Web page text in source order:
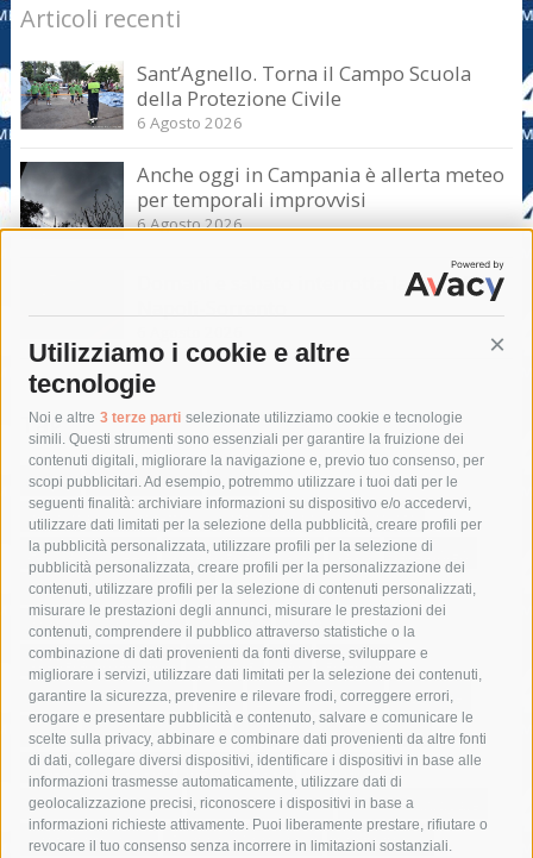
Utilizziamo i cookie e altre
tecnologie
Noi e altre 3 terze parti selezionate utilizziamo cookie e tecnologie
simili. Questi strumenti sono essenziali per garantire la fruizione dei
contenuti digitali, migliorare la navigazione e, previo tuo consenso, per
scopi pubblicitari. Ad esempio, potremmo utilizzare i tuoi dati per le
seguenti finalità: archiviare informazioni su dispositivo e/o accedervi,
utilizzare dati limitati per la selezione della pubblicità, creare profili per
la pubblicità personalizzata, utilizzare profili per la selezione di
pubblicità personalizzata, creare profili per la personalizzazione dei
contenuti, utilizzare profili per la selezione di contenuti personalizzati,
misurare le prestazioni degli annunci, misurare le prestazioni dei
contenuti, comprendere il pubblico attraverso statistiche o la
combinazione di dati provenienti da fonti diverse, sviluppare e
migliorare i servizi, utilizzare dati limitati per la selezione dei contenuti,
garantire la sicurezza, prevenire e rilevare frodi, correggere errori,
erogare e presentare pubblicità e contenuto, salvare e comunicare le
scelte sulla privacy, abbinare e combinare dati provenienti da altre fonti
di dati, collegare diversi dispositivi, identificare i dispositivi in base alle
informazioni trasmesse automaticamente, utilizzare dati di
geolocalizzazione precisi, riconoscere i dispositivi in base a
informazioni richieste attivamente. Puoi liberamente prestare, rifiutare o
revocare il tuo consenso senza incorrere in limitazioni sostanziali.
Articoli recenti
Sant’Agnello. Torna il Campo Scuola
della Protezione Civile
6 Agosto 2026
Anche oggi in Campania è allerta meteo
per temporali improvvisi
6 Agosto 2026
Domani e sabato interrotta la linea Eav
Tag
acqua allerta meteo
anas
area marina protetta di punta campanella
arresto
Asl Napoli 3 sud
capitaneria di porto capri
carabinieri
castellammare di stabia
circumvesuviana
comune di sorrento
concerto
contagi
costiera amalfitana
covid-19 eav
elezioni
fondazione sorrento
gori guardia costiera
incidente
lavori
lorenzo balducelli mare
massa lubrense
massimo coppola
Meta napoli
ordinanza
penisola sorrentina
piano di sorrento
polizia municipale
protezione civile
Regione Campania sant'agnello